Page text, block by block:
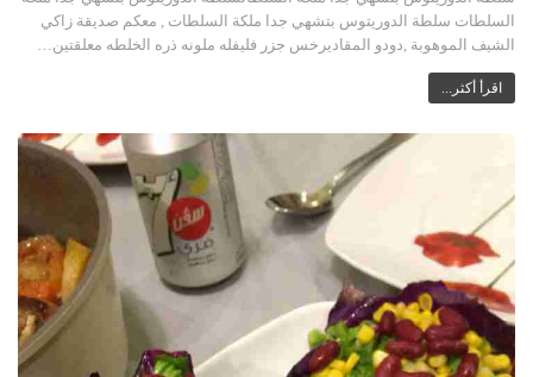
السلطات سلطة الدوريتوس بتشهي جدا ملكة السلطات , معكم صديقة زاكي
الشيف الموهوبة ,دودو المقاديرخس جزر فليفله ملونه ذره الخلطه معلقتين…
اقرأ أكثر...